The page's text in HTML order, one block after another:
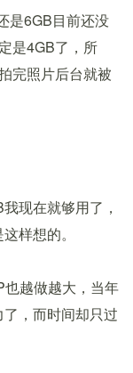
是6GB目前还没
是4GB了，所
完照片后台就被
现在就够用了，
样想的。
越做越大，当年
，而时间却只过